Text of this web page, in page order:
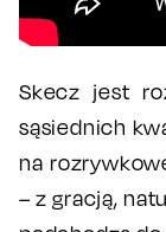
Skecz jest
sąsiednich
na
– z gracją,